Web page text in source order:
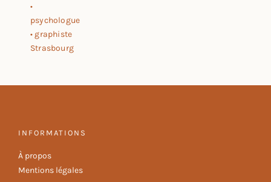
INFORMATIONS
À propos
Mentions légales